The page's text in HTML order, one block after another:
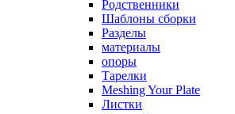
Родственники
Шаблоны сборки
Разделы
материалы
опоры
Тарелки
Meshing Your Plate
Листки